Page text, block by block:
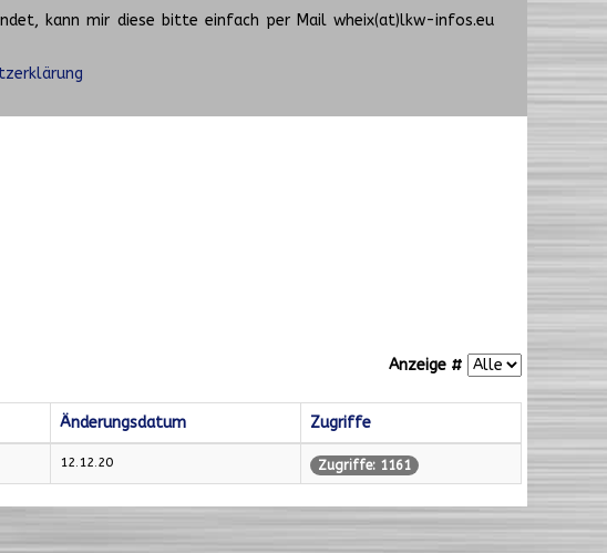
kann mir diese bitte einfach per Mail wheix(at)lkw-infos.eu
Anzeige #
Änderungsdatum Zugriffe
12.12.20 Zugriffe: 1161